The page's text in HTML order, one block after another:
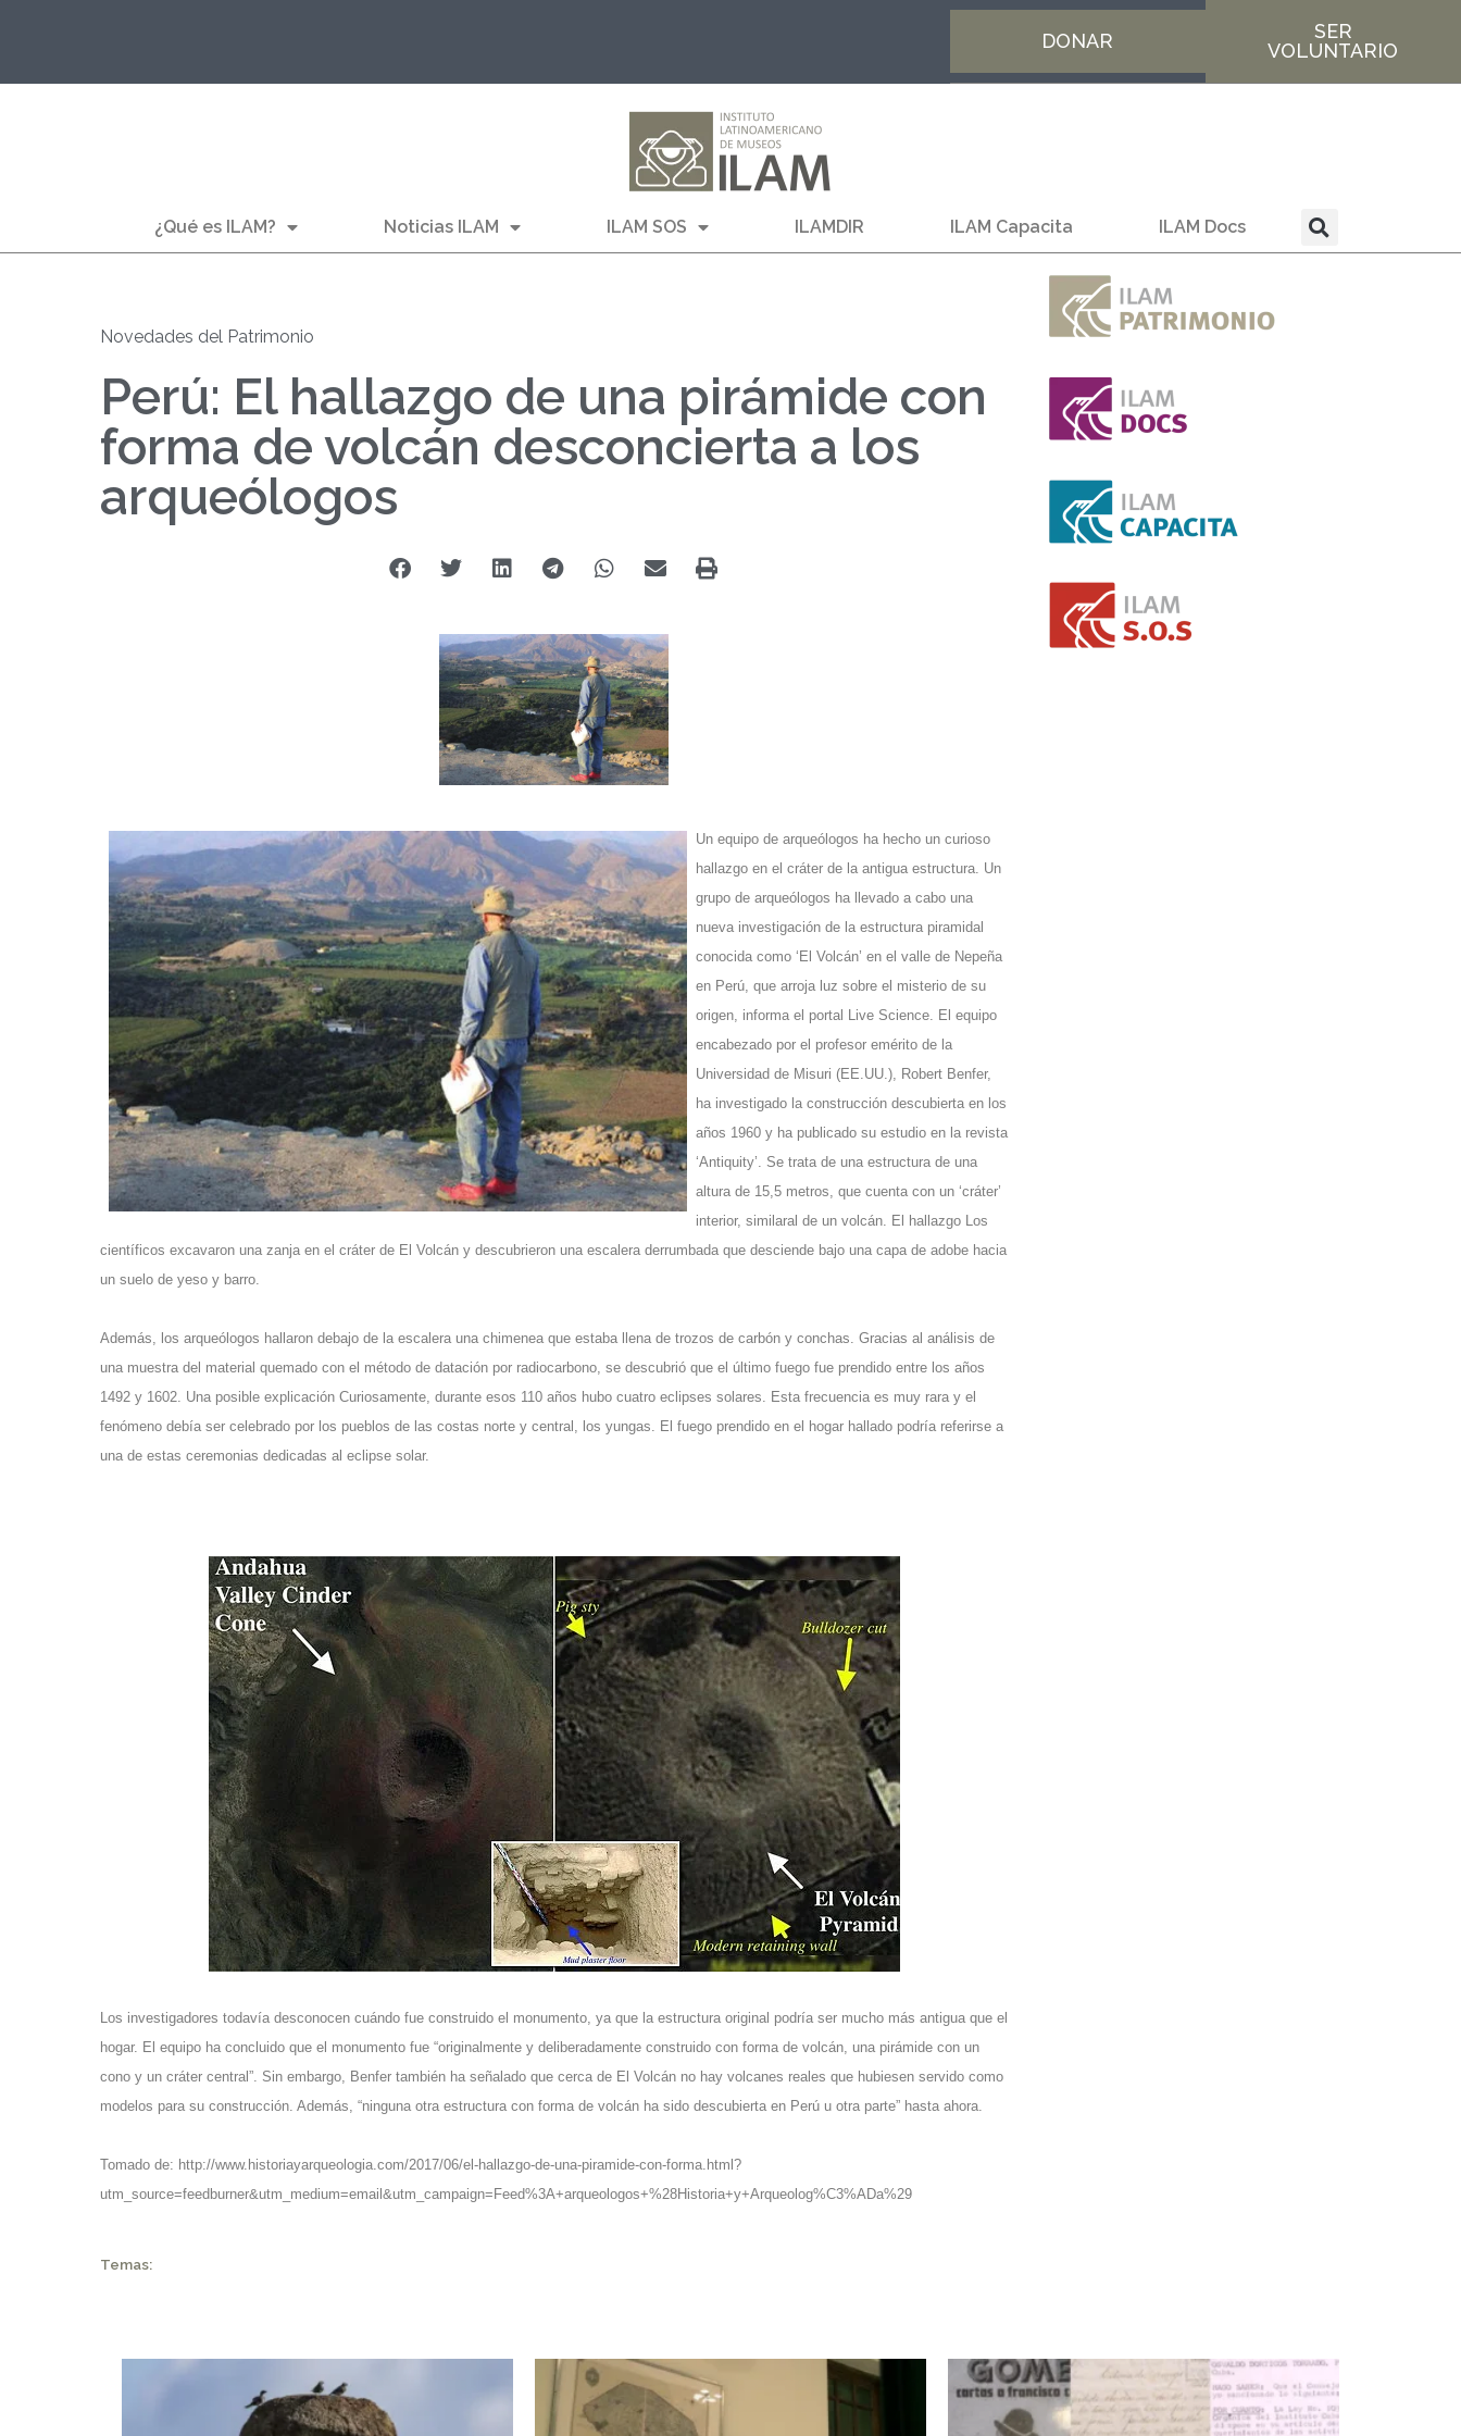
DONAR
SER
VOLUNTARIO
¿Qué es ILAM? Noticias ILAM ILAM SOS ILAMDIR ILAM Capacita ILAM Docs
Novedades del Patrimonio
Perú: El hallazgo de una pirámide con
forma de volcán desconcierta a los
arqueólogos
Un equipo de arqueólogos ha hecho un curioso
hallazgo en el cráter de la antigua estructura. Un
grupo de arqueólogos ha llevado a cabo una
nueva investigación de la estructura piramidal
conocida como ‘El Volcán’ en el valle de Nepeña
en Perú, que arroja luz sobre el misterio de su
origen, informa el portal Live Science. El equipo
encabezado por el profesor emérito de la
Universidad de Misuri (EE.UU.), Robert Benfer,
ha investigado la construcción descubierta en los
años 1960 y ha publicado su estudio en la revista
‘Antiquity’. Se trata de una estructura de una
altura de 15,5 metros, que cuenta con un ‘cráter’
interior, similaral de un volcán. El hallazgo Los
científicos excavaron una zanja en el cráter de El Volcán y descubrieron una escalera derrumbada que desciende bajo una capa de adobe hacia
un suelo de yeso y barro.
Además, los arqueólogos hallaron debajo de la escalera una chimenea que estaba llena de trozos de carbón y conchas. Gracias al análisis de
una muestra del material quemado con el método de datación por radiocarbono, se descubrió que el último fuego fue prendido entre los años
1492 y 1602. Una posible explicación Curiosamente, durante esos 110 años hubo cuatro eclipses solares. Esta frecuencia es muy rara y el
fenómeno debía ser celebrado por los pueblos de las costas norte y central, los yungas. El fuego prendido en el hogar hallado podría referirse a
una de estas ceremonias dedicadas al eclipse solar.
Los investigadores todavía desconocen cuándo fue construido el monumento, ya que la estructura original podría ser mucho más antigua que el
hogar. El equipo ha concluido que el monumento fue “originalmente y deliberadamente construido con forma de volcán, una pirámide con un
cono y un cráter central”. Sin embargo, Benfer también ha señalado que cerca de El Volcán no hay volcanes reales que hubiesen servido como
modelos para su construcción. Además, “ninguna otra estructura con forma de volcán ha sido descubierta en Perú u otra parte” hasta ahora.
Tomado de: http://www.historiayarqueologia.com/2017/06/el-hallazgo-de-una-piramide-con-forma.html?
utm_source=feedburner&utm_medium=email&utm_campaign=Feed%3A+arqueologos+%28Historia+y+Arqueolog%C3%ADa%29
Temas: